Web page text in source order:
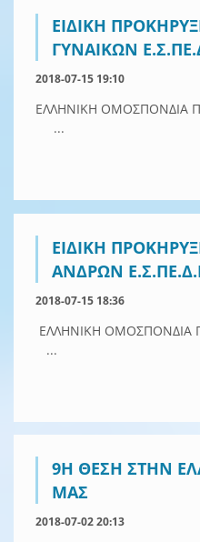
ΕΙΔΙΚΗ
ΓΥΝΑΙΚΩΝ
2018-07-15 19:10
ΕΛΛΗΝΙΚΗ
...
ΕΙΔΙΚΗ
ΑΝΔΡΩΝ
2018-07-15 18:36
ΕΛΛΗΝΙΚΗ
...
9Η ΘΕΣΗ ΣΤΗΝ
ΜΑΣ
2018-07-02 20:13